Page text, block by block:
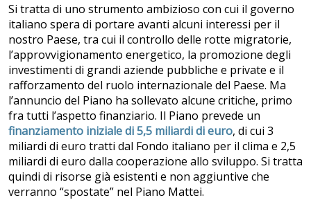
Si tratta di uno strumento ambizioso con cui il governo
italiano spera di portare avanti alcuni interessi per il
nostro Paese, tra cui il controllo delle rotte migratorie,
l’approvvigionamento energetico, la promozione degli
investimenti di grandi aziende pubbliche e private e il
rafforzamento del ruolo internazionale del Paese. Ma
l’annuncio del Piano ha sollevato alcune critiche, primo
fra tutti l’aspetto finanziario. Il Piano prevede un
finanziamento iniziale di 5,5 miliardi di euro, di cui 3
miliardi di euro tratti dal Fondo italiano per il clima e 2,5
miliardi di euro dalla cooperazione allo sviluppo. Si tratta
quindi di risorse già esistenti e non aggiuntive che
verranno “spostate” nel Piano Mattei.